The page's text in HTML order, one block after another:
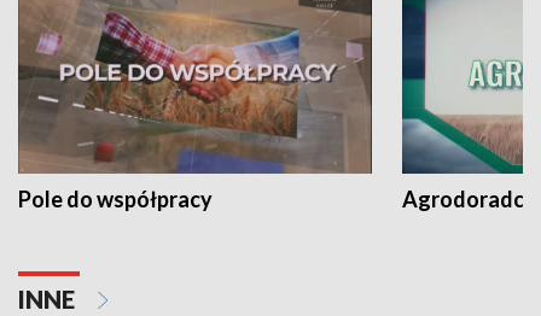
Pole do współpracy Agrodoradcy
INNE